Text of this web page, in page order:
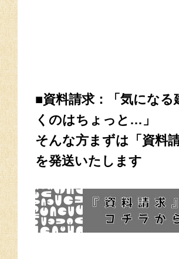
■資料請求：「気にな
くのはちょっと…」
そんな方まずは「資料
を発送いたします